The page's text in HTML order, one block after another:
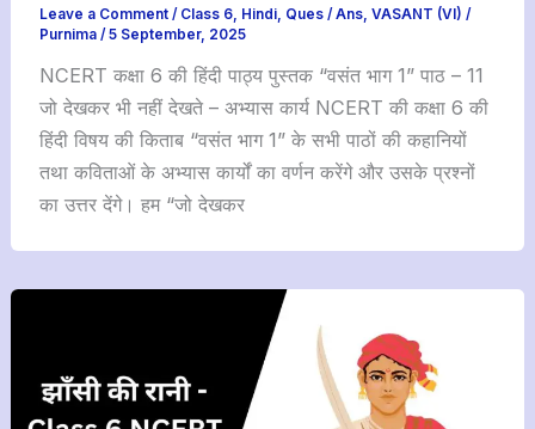
Leave a Comment / Class 6, Hindi, Ques / Ans,VASANT (VI) /
Purnima/5 September, 2025
NCERT कक्षा 6 की हिंदी पाठ्य पुस्तक “वसंत भाग 1” पाठ – 11
जो देखकर भी नहीं देखते – अभ्यास कार्य NCERT की कक्षा 6 की
हिंदी विषय की किताब “वसंत भाग 1” के सभी पाठों की कहानियों
तथा कविताओं के अभ्यास कार्यों का वर्णन करेंगे और उसके प्रश्नों
का उत्तर देंगे। हम “जो देखकर